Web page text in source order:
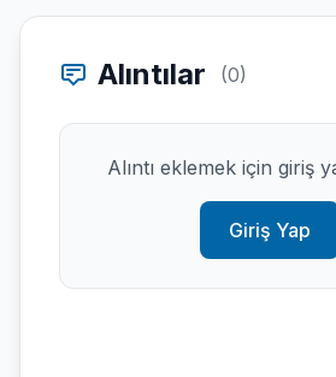
Alıntılar (0)
Alıntı eklemek için giriş
Giriş Yap